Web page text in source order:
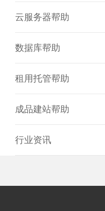
云服务器帮助
数据库帮助
租用托管帮助
成品建站帮助
行业资讯